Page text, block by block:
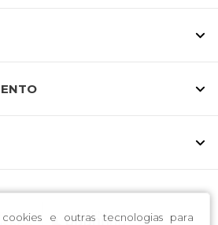
e outras tecnologias para